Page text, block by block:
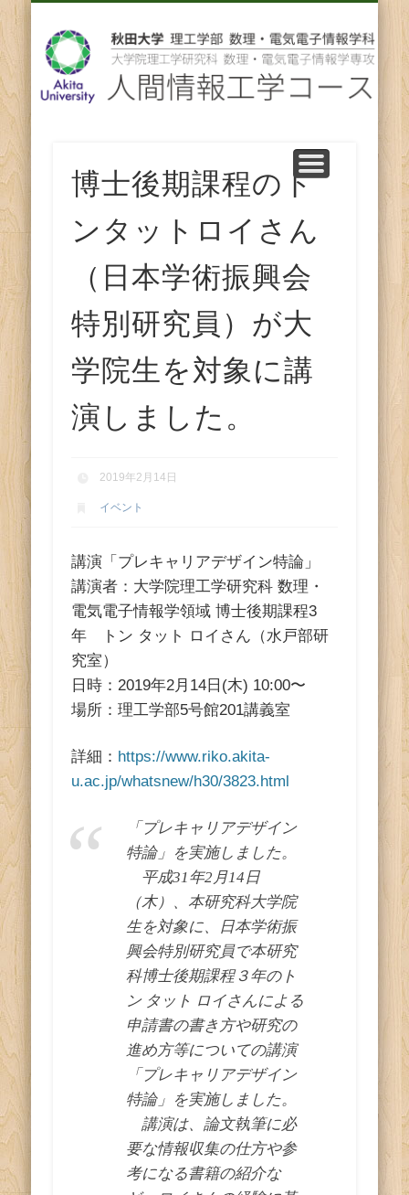
人
間
報
工
学
コ
博士後期課程のト
ンタットロイさん
（日本学術振興会
特別研究員）が大
学院生を対象に講
演しました。
2019年2月14日
イベント
講演「プレキャリアデザイン特論」
講演者：大学院理工学研究科 数理・
電気電子情報学領域 博士後期課程3
年 トン タット ロイさん（水戸部研
究室）
日時：2019年2月14日(木) 10:00〜
場所：理工学部5号館201講義室
詳細： https://www.riko.akita-
u.ac.jp/whatsnew/h30/3823.html
「プレキャリアデザイン
特論」を実施しました。
平成31年2月14日
（木）、本研究科大学院
生を対象に、日本学術振
興会特別研究員で本研究
科博士後期課程３年のト
ン タット ロイさんによる
申請書の書き方や研究の
進め方等についての講演
「プレキャリアデザイン
特論」を実施しました。
講演は、論文執筆に必
要な情報収集の仕方や参
考になる書籍の紹介な